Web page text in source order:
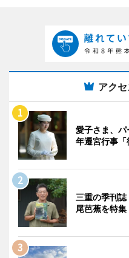
アク
愛子さま、
年遷宮行事
三重の季刊
尾芭蕉を特集